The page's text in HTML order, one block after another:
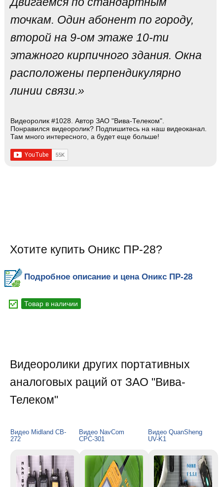
точкам. Один абонент по городу,
второй на 9-ом этаже 10-ти
этажного кирпичного здания. Окна
расположены перпендикулярно
линии связи.»
Видеоролик #1028. Автор ЗАО "Вива-Телеком".
Понравился видеоролик? Подпишитесь на наш видеоканал.
Там много интересного, а будет еще больше!
Хотите купить Оникс ПР-28?
Подробное описание и цена Оникс ПР-28
Товар в наличии
Видеоролики других портативных
аналоговых раций от ЗАО "Вива-
Телеком"
Видео Midland CB-
272
Видео NavCom
СРС-301
Видео QuanSheng
UV-K1